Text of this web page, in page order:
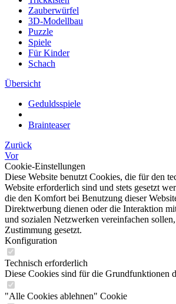
Zauberwürfel
3D-Modellbau
Puzzle
Spiele
Für Kinder
Schach
Übersicht
Geduldsspiele
Brainteaser
Zurück
Vor
Cookie-Einstellungen
Diese Website benutzt Cookies, die für den
Website erforderlich sind und stets gesetzt
die den Komfort bei Benutzung dieser
Direktwerbung dienen oder die Interaktion
und sozialen Netzwerken vereinfachen
Zustimmung gesetzt.
Konfiguration
Technisch erforderlich
Diese Cookies sind für die Grundfunktionen
"Alle Cookies ablehnen" Cookie